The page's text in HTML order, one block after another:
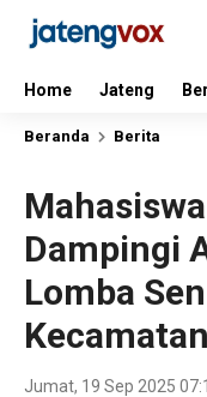
Home Jateng
Beranda Berita
Dampingi
Lomba
Jumat, 19 Sep 2025